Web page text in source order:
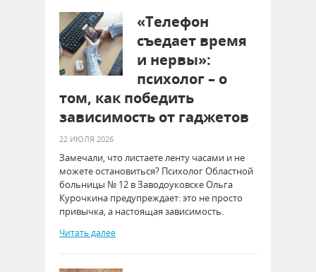
«Телефон
съедает время
и нервы»:
психолог – о
том, как победить
зависимость от гаджетов
22 ИЮЛЯ 2026
Замечали, что листаете ленту часами и не
можете остановиться? Психолог Областной
больницы № 12 в Заводоуковске Ольга
Курочкина предупреждает: это не просто
привычка, а настоящая зависимость.
Читать далее